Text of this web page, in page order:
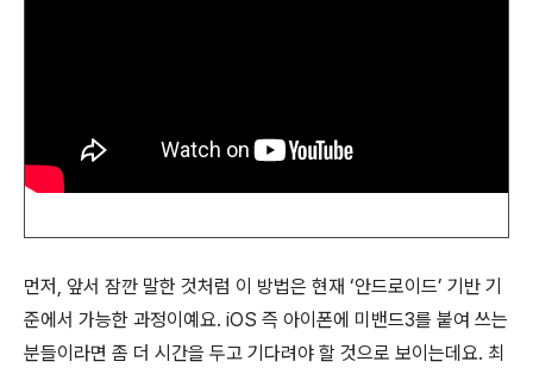
먼저, 앞서 잠깐 말한 것처럼 이 방법은 현재 ‘안드로이드’ 기반 기
준에서 가능한 과정이예요. iOS 즉 아이폰에 미밴드3를 붙여 쓰는
분들이라면 좀 더 시간을 두고 기다려야 할 것으로 보이는데요. 최